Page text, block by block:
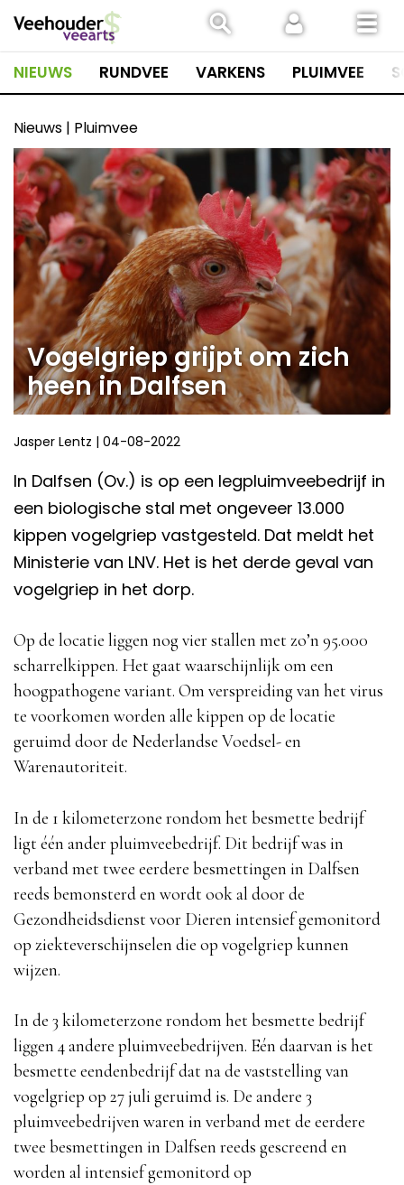
naar
inhoud
NIEUWS RUNDVEE VARKENS PLUIMVEE
Nieuws | Pluimvee
Vogelgriep grijpt om zich
heen in Dalfsen
Jasper Lentz | 04-08-2022
In Dalfsen (Ov.) is op een legpluimveebedrijf in
een biologische stal met ongeveer 13.000
kippen vogelgriep vastgesteld. Dat meldt het
Ministerie van LNV. Het is het derde geval van
vogelgriep in het dorp.
Op de locatie liggen nog vier stallen met zo’n 95.000
scharrelkippen. Het gaat waarschijnlijk om een
hoogpathogene variant. Om verspreiding van het virus
te voorkomen worden alle kippen op de locatie
geruimd door de Nederlandse Voedsel- en
Warenautoriteit.
In de 1 kilometerzone rondom het besmette bedrijf
ligt één ander pluimveebedrijf. Dit bedrijf was in
verband met twee eerdere besmettingen in Dalfsen
reeds bemonsterd en wordt ook al door de
Gezondheidsdienst voor Dieren intensief gemonitord
op ziekteverschijnselen die op vogelgriep kunnen
wijzen.
In de 3 kilometerzone rondom het besmette bedrijf
liggen 4 andere pluimveebedrijven. Eén daarvan is het
besmette eendenbedrijf dat na de vaststelling van
vogelgriep op 27 juli geruimd is. De andere 3
pluimveebedrijven waren in verband met de eerdere
twee besmettingen in Dalfsen reeds gescreend en
worden al intensief gemonitord op